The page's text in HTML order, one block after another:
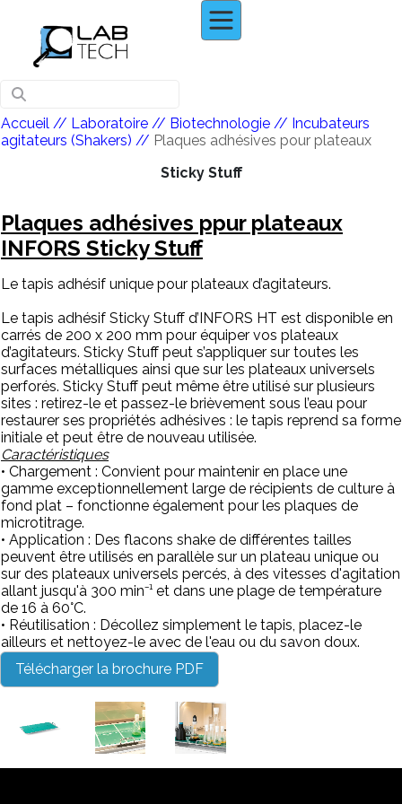
Accueil // Laboratoire // Biotechnologie // Incubateurs
agitateurs (Shakers) // Plaques adhésives pour plateaux
Sticky Stuff
Plaques adhésives ppur plateaux
INFORS Sticky Stuff
Le tapis adhésif unique pour plateaux d’agitateurs.
Le tapis adhésif Sticky Stuff d’INFORS HT est disponible en
carrés de 200 x 200 mm pour équiper vos plateaux
d’agitateurs. Sticky Stuff peut s’appliquer sur toutes les
surfaces métalliques ainsi que sur les plateaux universels
perforés. Sticky Stuff peut même être utilisé sur plusieurs
sites : retirez-le et passez-le brièvement sous l’eau pour
restaurer ses propriétés adhésives : le tapis reprend sa forme
initiale et peut être de nouveau utilisée.
Caractéristiques
• Chargement : Convient pour maintenir en place une
gamme exceptionnellement large de récipients de culture à
fond plat – fonctionne également pour les plaques de
microtitrage.
• Application : Des flacons shake de différentes tailles
peuvent être utilisés en parallèle sur un plateau unique ou
sur des plateaux universels percés, à des vitesses d'agitation
allant jusqu'à 300 min⁻¹ et dans une plage de température
de 16 à 60°C.
• Réutilisation : Décollez simplement le tapis, placez-le
ailleurs et nettoyez-le avec de l'eau ou du savon doux.
Télécharger la brochure PDF